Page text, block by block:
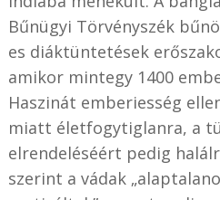
Bűnügyi Törvényszék
es diáktüntetések
amikor mintegy 1400
Haszinát emberiesség
miatt életfogytiglanra, a
elrendeléséért pedig
szerint a vádak